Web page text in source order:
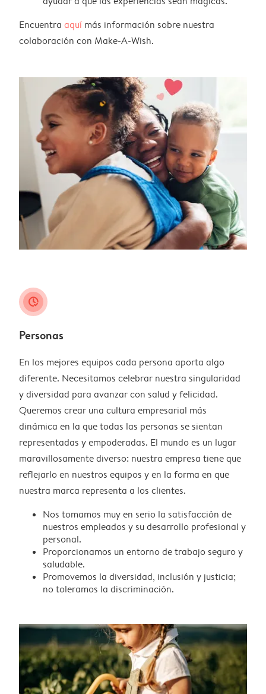
Encuentra aquí más información sobre nuestra
colaboración con Make-A-Wish.
clock_check
Personas
En los mejores equipos cada persona aporta algo
diferente. Necesitamos celebrar nuestra singularidad
y diversidad para avanzar con salud y felicidad.
Queremos crear una cultura empresarial más
dinámica en la que todas las personas se sientan
representadas y empoderadas. El mundo es un lugar
maravillosamente diverso: nuestra empresa tiene que
reflejarlo en nuestros equipos y en la forma en que
nuestra marca representa a los clientes.
Nos tomamos muy en serio la satisfacción de
nuestros empleados y su desarrollo profesional y
personal.
Proporcionamos un entorno de trabajo seguro y
saludable.
Promovemos la diversidad, inclusión y justicia;
no toleramos la discriminación.